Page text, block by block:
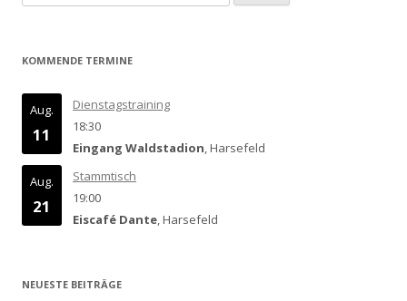
nach:
KOMMENDE TERMINE
Aug.
11
Dienstagstraining
18:30
Eingang Waldstadion, Harsefeld
Aug.
21
Stammtisch
19:00
Eiscafé Dante, Harsefeld
NEUESTE BEITRÄGE